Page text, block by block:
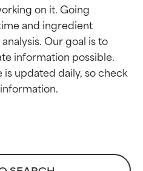
on it. Going
and ingredient
Our goal is to
information possible.
updated daily, so check
van
door
van
door